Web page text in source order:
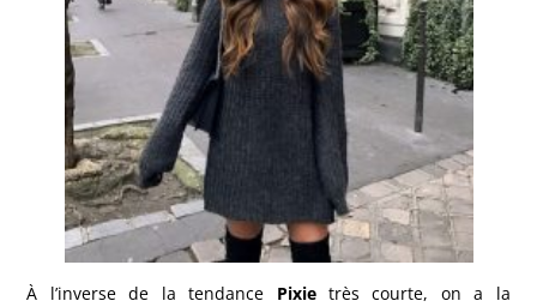
À l’inverse de la tendance Pixietrès courte, on a la